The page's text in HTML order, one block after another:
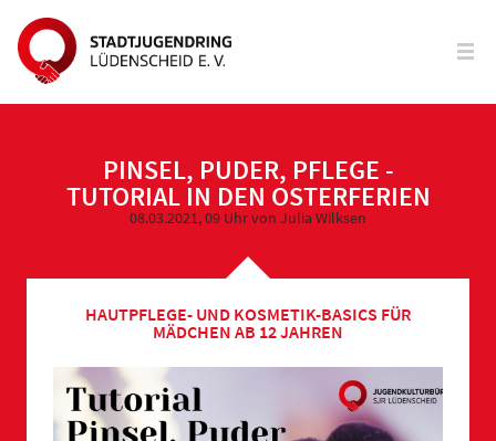
PINSEL, PUDER, PFLEGE -
TUTORIAL IN DEN OSTERFERIEN
08.03.2021, 09 Uhrvon Julia Wilksen
HAUTPFLEGE- UND KOSMETIK-BASICS FÜR
MÄDCHEN AB 12 JAHREN